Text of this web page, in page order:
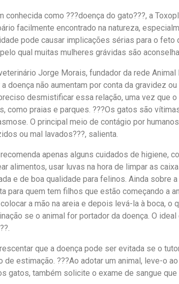
conhecida como ???doença do gato???, a
facilmente encontrado na natureza,
pode causar implicações sérias para o feto
qual muitas mulheres grávidas são
Jorge Morais, fundador da rede
doença não aumentam por conta da gravidez
desmistificar essa relação, uma vez que
como praias e parques. ???Os gatos são
O principal meio de contágio por
ou mal lavados???, salienta.
apenas alguns cuidados de higiene,
alimentos, usar luvas na hora de limpar as
e de boa qualidade para felinos. Ainda sobre
para quem tem filhos que estão começando a
a mão na areia e depois levá-la à boca, o
se o animal for portador da doença. O
que a doença pode ser evitada se o
de estimação. ???Ao adotar um animal, leve-o
gatos, também solicite o exame de sangue